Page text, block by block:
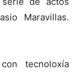
Maravillas.
tecnoloxía